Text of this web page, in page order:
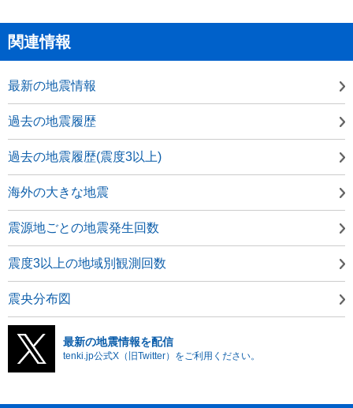
関連情報
最新の地震情報
過去の地震履歴
過去の地震履歴(震度3以上)
海外の大きな地震
震源地ごとの地震発生回数
震度3以上の地域別観測回数
震央分布図
最新の地震情報を配信
tenki.jp公式X（旧Twitter）をご利用ください。